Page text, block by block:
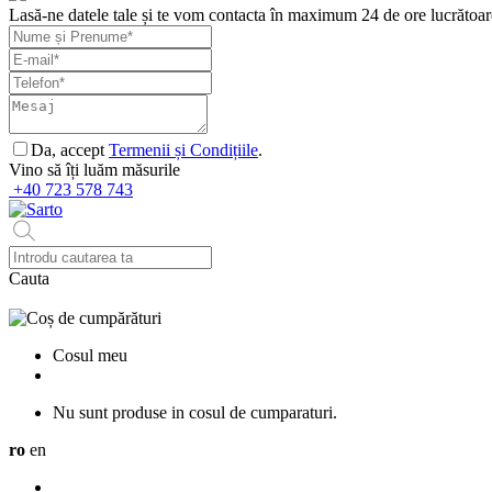
Lasă-ne datele tale și te vom contacta în maximum 24 de ore
Da, accept Termenii și Condițiile.
Vino să îți luăm măsurile
+40 723 578 743
Cauta
Cosul meu
Nu sunt produse in cosul de cumparaturi.
ro en